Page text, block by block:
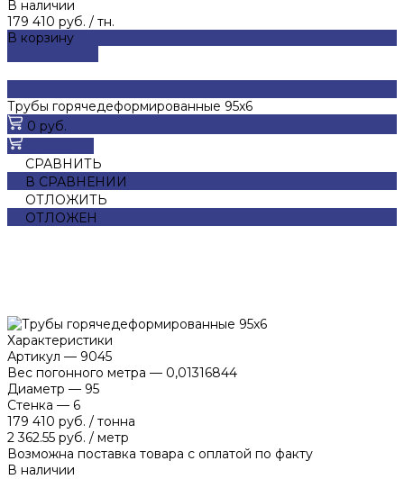
В наличии
179 410 руб. / тн.
В корзину
Трубы горячедеформированные 95x6
0 руб.
СРАВНИТЬ
В СРАВНЕНИИ
ОТЛОЖИТЬ
ОТЛОЖЕН
Характеристики
Артикул — 9045
Вес погонного метра — 0,01316844
Диаметр — 95
Стенка — 6
179 410 руб. / тонна
2 362.55 руб. / метр
Возможна поставка товара с оплатой по факту
В наличии